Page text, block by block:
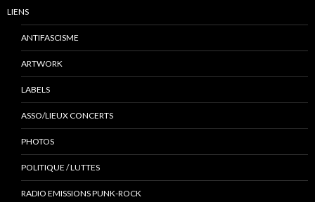
LIENS
ANTIFASCISME
ARTWORK
LABELS
ASSO/LIEUX CONCERTS
PHOTOS
POLITIQUE / LUTTES
RADIO EMISSIONS PUNK-ROCK